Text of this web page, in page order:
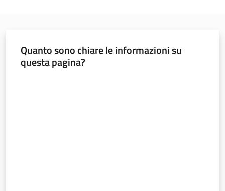
sicurezza
Quanto sono chiare le informazioni su
questa pagina?